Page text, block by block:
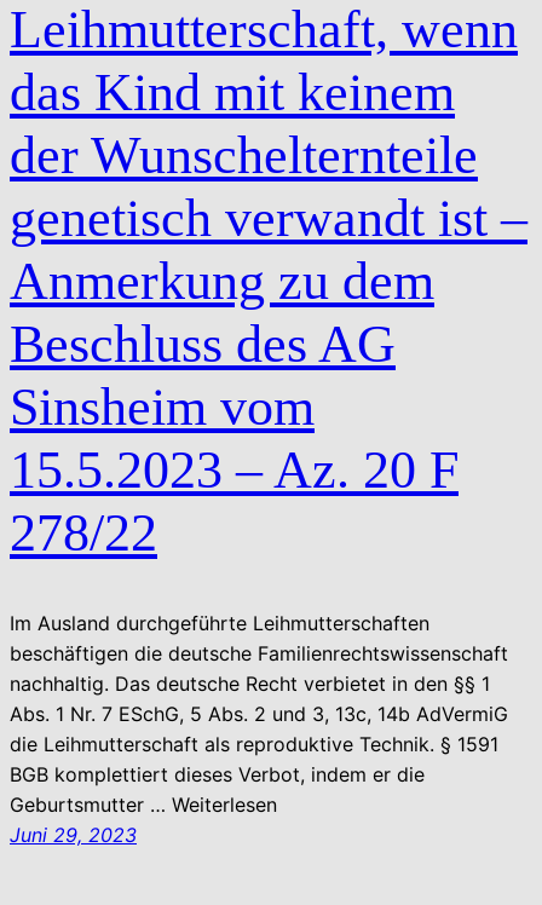
Leihmutterschaft, wenn
das Kind mit keinem
der Wunschelternteile
genetisch verwandt ist –
Anmerkung zu dem
Beschluss des AG
Sinsheim vom
15.5.2023 – Az. 20 F
278/22
Im Ausland durchgeführte Leihmutterschaften
beschäftigen die deutsche Familienrechtswissenschaft
nachhaltig. Das deutsche Recht verbietet in den §§ 1
Abs. 1 Nr. 7 ESchG, 5 Abs. 2 und 3, 13c, 14b AdVermiG
die Leihmutterschaft als reproduktive Technik. § 1591
BGB komplettiert dieses Verbot, indem er die
Geburtsmutter … Weiterlesen
Juni 29, 2023